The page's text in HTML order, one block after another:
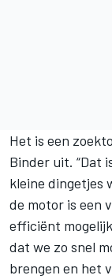
Het is een
Binder uit. “Dat
kleine dingetjes
de motor is een
efficiënt
dat we zo snel
brengen en het